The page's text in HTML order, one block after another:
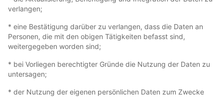
verlangen;
* eine Bestätigung darüber zu verlangen, dass die Daten an
Personen, die mit den obigen Tätigkeiten befasst sind,
weitergegeben worden sind;
* bei Vorliegen berechtigter Gründe die Nutzung der Daten zu
untersagen;
* der Nutzung der eigenen persönlichen Daten zum Zwecke